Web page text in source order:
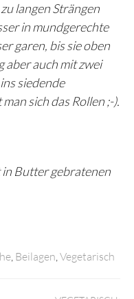
langen Strängen
in mundgerechte
garen, bis sie oben
aber auch mit zwei
siedende
sich das Rollen ;-).
Butter gebratenen
Beilagen Vegetarisch